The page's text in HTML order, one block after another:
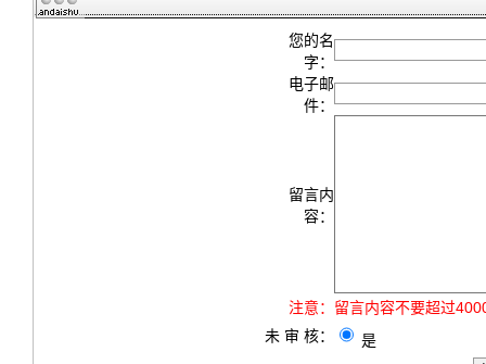
您的名
字：
电子邮
件：
留言内
容：
注意： 留言内容不要超过
未 审 核：
是